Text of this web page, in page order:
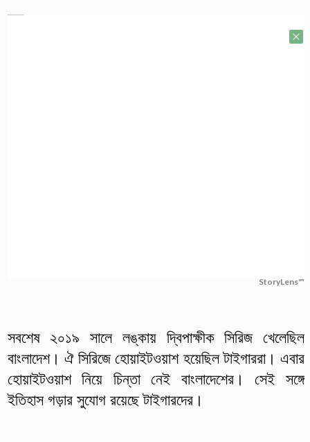
StoryLens™
সবশেষ ২০১৯ সালে লঙ্কায় দ্বিপাক্ষীক সিরিজ খেলেছিল
বাংলাদেশ। ঐ সিরিজে হোয়াইটওয়াশ হয়েছিল টাইগাররা। এবার
হোয়াইটওয়াশ নিয়ে চিন্তা নেই বাংলাদেশের। সেই সঙ্গে
ইতিহাস গড়ার সুযোগ রয়েছে টাইগারদের।